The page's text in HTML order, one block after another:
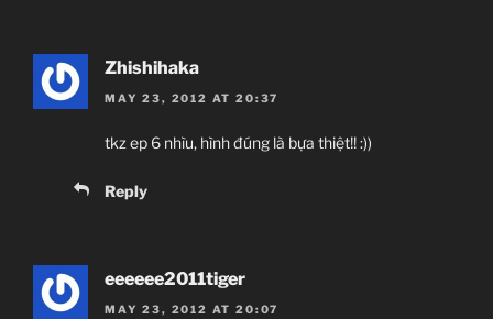
Zhishihaka
MAY 23, 2012 AT 20:37
tkz ep 6 nhìu, hình đúng là bựa thiệt!! :))
Reply
eeeeee2011tiger
MAY 23, 2012 AT 20:07